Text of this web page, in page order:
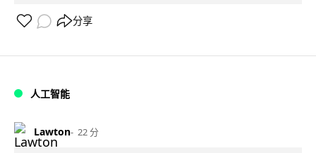
分享
人工智能
Lawton 22 分